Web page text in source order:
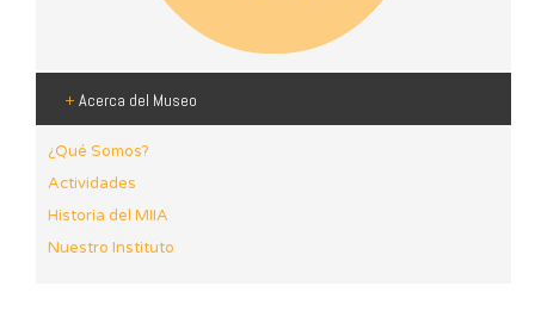
+ Acerca del Museo
¿Qué Somos?
Actividades
Historia del MIIA
Nuestro Instituto